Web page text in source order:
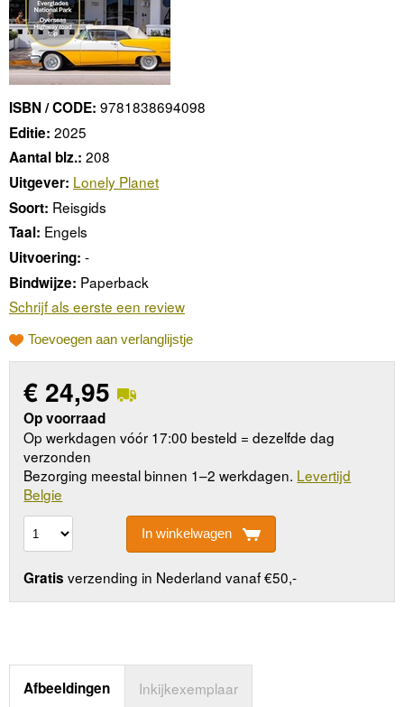
ISBN / CODE: 9781838694098
Editie: 2025
Aantal blz.: 208
Uitgever: Lonely Planet
Soort: Reisgids
Taal: Engels
Uitvoering: -
Bindwijze: Paperback
Schrijf als eerste een review
Toevoegen aan verlanglijstje
€ 24,95
Op voorraad
Op werkdagen vóór 17:00 besteld = dezelfde dag
verzonden
Bezorging meestal binnen 1–2 werkdagen. Levertijd
Belgie
In winkelwagen
Gratis verzending in Nederland vanaf €50,-
Afbeeldingen Inkijkexemplaar